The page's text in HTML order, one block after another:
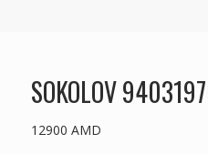
SOKOLOV
12900 AMD